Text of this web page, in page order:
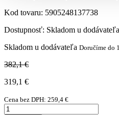
Kod tovaru: 5905248137738
Dostupnosť: Skladom u dodávateľa
Skladom u dodávateľa Doručíme do
382,1 €
319,1 €
Cena bez DPH: 259,4 €